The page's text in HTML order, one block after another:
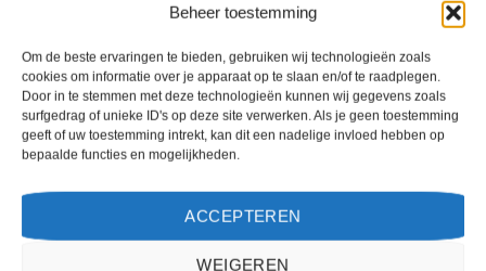
Beheer toestemming
Om de beste ervaringen te bieden, gebruiken wij technologieën zoals
cookies om informatie over je apparaat op te slaan en/of te raadplegen.
Door in te stemmen met deze technologieën kunnen wij gegevens zoals
surfgedrag of unieke ID's op deze site verwerken. Als je geen toestemming
geeft of uw toestemming intrekt, kan dit een nadelige invloed hebben op
bepaalde functies en mogelijkheden.
ACCEPTEREN
WEIGEREN
WAT ZE OVER ONS ZEGGEN